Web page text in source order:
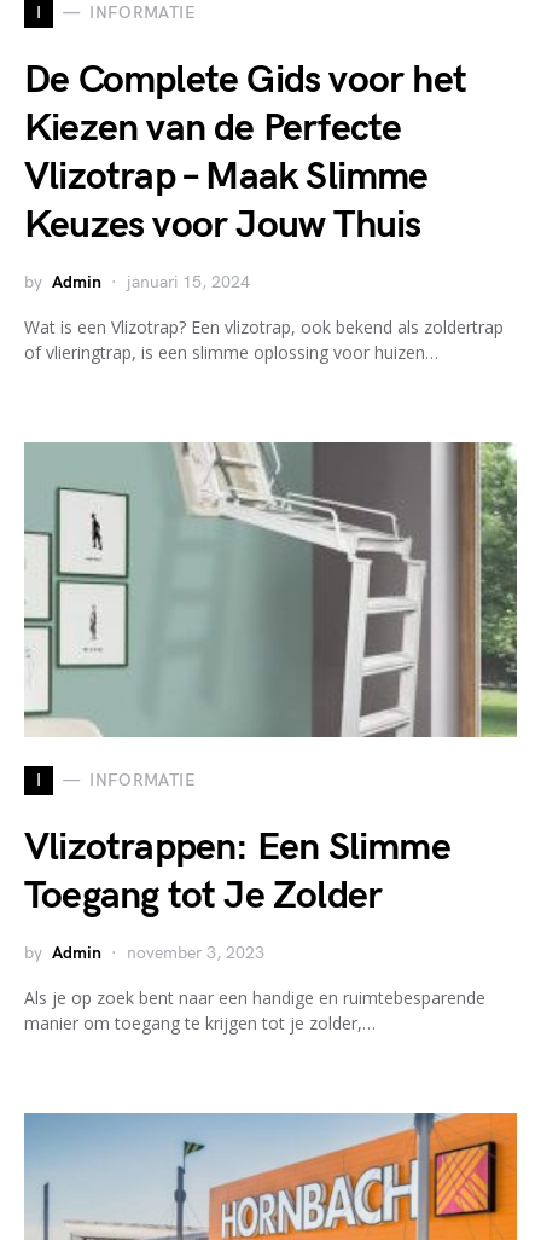
I INFORMATIE
De Complete Gids voor het
Kiezen van de Perfecte
Vlizotrap – Maak Slimme
Keuzes voor Jouw Thuis
by Admin januari 15, 2024
Wat is een Vlizotrap? Een vlizotrap, ook bekend als zoldertrap
of vlieringtrap, is een slimme oplossing voor huizen…
I INFORMATIE
Vlizotrappen: Een Slimme
Toegang tot Je Zolder
by Admin november 3, 2023
Als je op zoek bent naar een handige en ruimtebesparende
manier om toegang te krijgen tot je zolder,…